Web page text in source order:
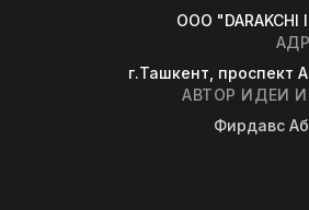
OOO "DARAKCHI
г.Ташкент, проспект
АВТОР ИДЕИ
Фирдавс